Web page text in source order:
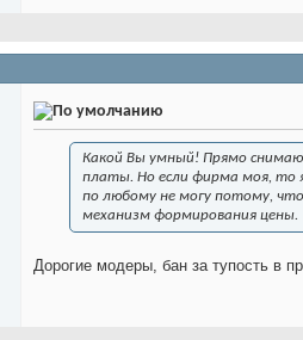
Какой Вы умный! Прямо снимаю
платы. Но если фирма моя, то
по любому не могу потому,
механизм формирования цены.
Дорогие модеры, бан за тупость в